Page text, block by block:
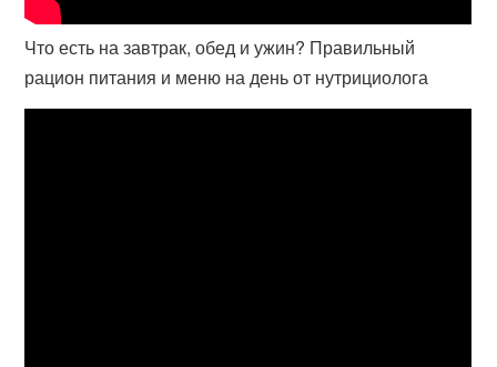
Что есть на завтрак, обед и ужин? Правильный
рацион питания и меню на день от нутрициолога